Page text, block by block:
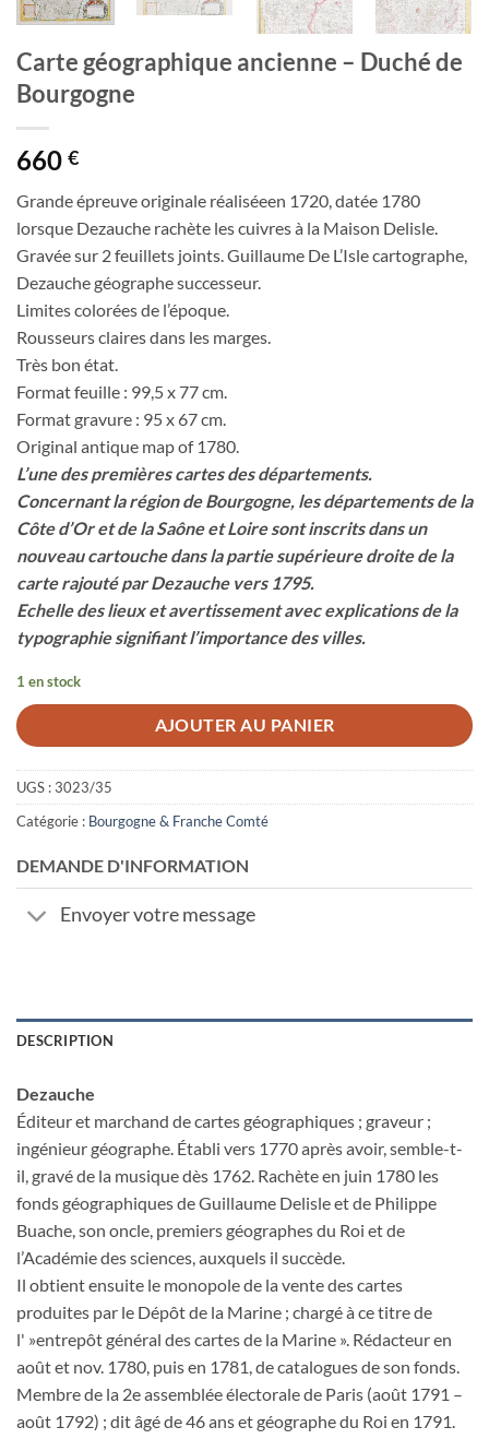
Carte géographique ancienne – Duché de
Bourgogne
660 €
Grande épreuve originale réaliséeen 1720, datée 1780
lorsque Dezauche rachète les cuivres à la Maison Delisle.
Gravée sur 2 feuillets joints. Guillaume De L’Isle cartographe,
Dezauche géographe successeur.
Limites colorées de l’époque.
Rousseurs claires dans les marges.
Très bon état.
Format feuille : 99,5 x 77 cm.
Format gravure : 95 x 67 cm.
Original antique map of 1780.
L’une des premières cartes des départements.
Concernant la région de Bourgogne, les départements de la
Côte d’Or et de la Saône et Loire sont inscrits dans un
nouveau cartouche dans la partie supérieure droite de la
carte rajouté par Dezauche vers 1795.
Echelle des lieux et avertissement avec explications de la
typographie signifiant l’importance des villes.
1 en stock
AJOUTER AU PANIER
UGS :3023/35
Catégorie : Bourgogne & Franche Comté
DEMANDE D'INFORMATION
Envoyer votre message
DESCRIPTION
Dezauche
Éditeur et marchand de cartes géographiques ; graveur ;
ingénieur géographe. Établi vers 1770 après avoir, semble-t-
il, gravé de la musique dès 1762. Rachète en juin 1780 les
fonds géographiques de Guillaume Delisle et de Philippe
Buache, son oncle, premiers géographes du Roi et de
l’Académie des sciences, auxquels il succède.
Il obtient ensuite le monopole de la vente des cartes
produites par le Dépôt de la Marine ; chargé à ce titre de
l' »entrepôt général des cartes de la Marine ». Rédacteur en
août et nov. 1780, puis en 1781, de catalogues de son fonds.
Membre de la 2e assemblée électorale de Paris (août 1791 –
août 1792) ; dit âgé de 46 ans et géographe du Roi en 1791.